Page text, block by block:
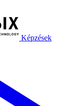
Képzések